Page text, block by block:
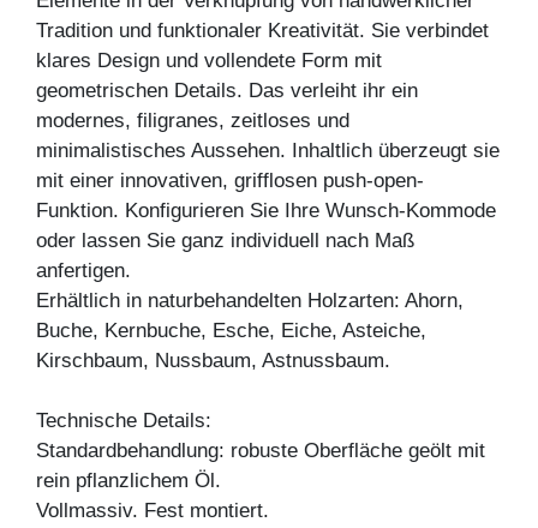
Tradition und funktionaler Kreativität. Sie verbindet
klares Design und vollendete Form mit
geometrischen Details. Das verleiht ihr ein
modernes, filigranes, zeitloses und
minimalistisches Aussehen. Inhaltlich überzeugt sie
mit einer innovativen, grifflosen push-open-
Funktion. Konfigurieren Sie Ihre Wunsch-Kommode
oder lassen Sie ganz individuell nach Maß
anfertigen.
Erhältlich in naturbehandelten Holzarten: Ahorn,
Buche, Kernbuche, Esche, Eiche, Asteiche,
Kirschbaum, Nussbaum, Astnussbaum.
Technische Details:
Standardbehandlung: robuste Oberfläche geölt mit
rein pflanzlichem Öl.
Vollmassiv. Fest montiert.